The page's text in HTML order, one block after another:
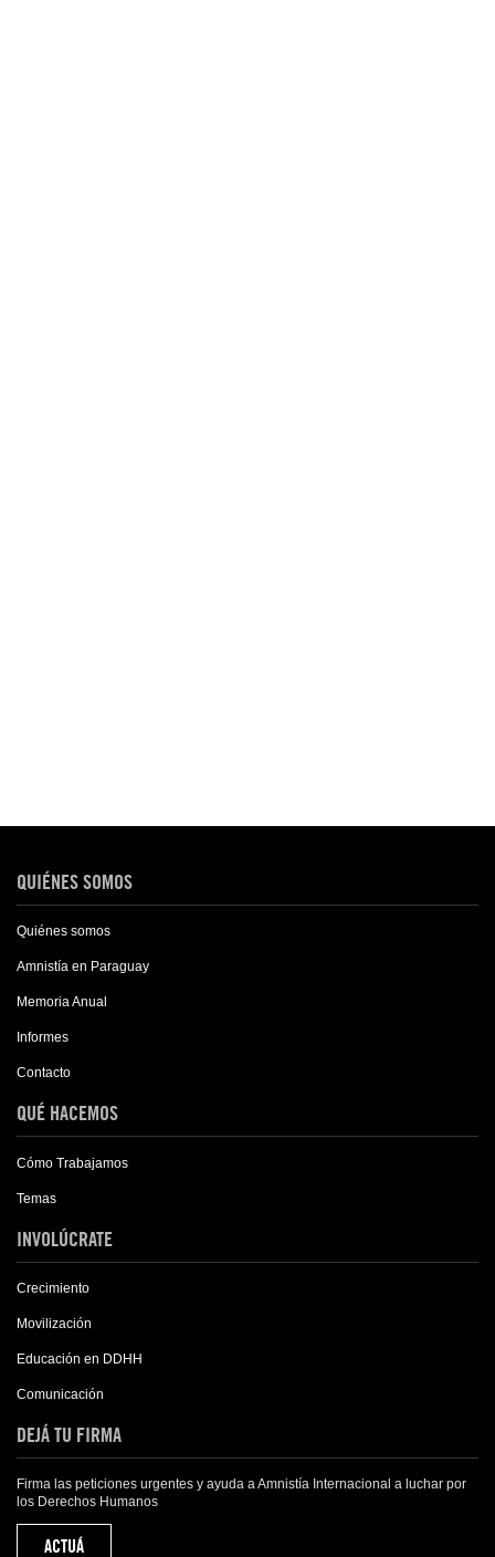
QUIÉNES SOMOS
Quiénes somos
Amnistía en Paraguay
Memoria Anual
Informes
Contacto
QUÉ HACEMOS
Cómo Trabajamos
Temas
INVOLÚCRATE
Crecimiento
Movilización
Educación en DDHH
Comunicación
DEJÁ TU FIRMA
Firma las peticiones urgentes y ayuda a Amnistía Internacional a luchar por
los Derechos Humanos
ACTUÁ